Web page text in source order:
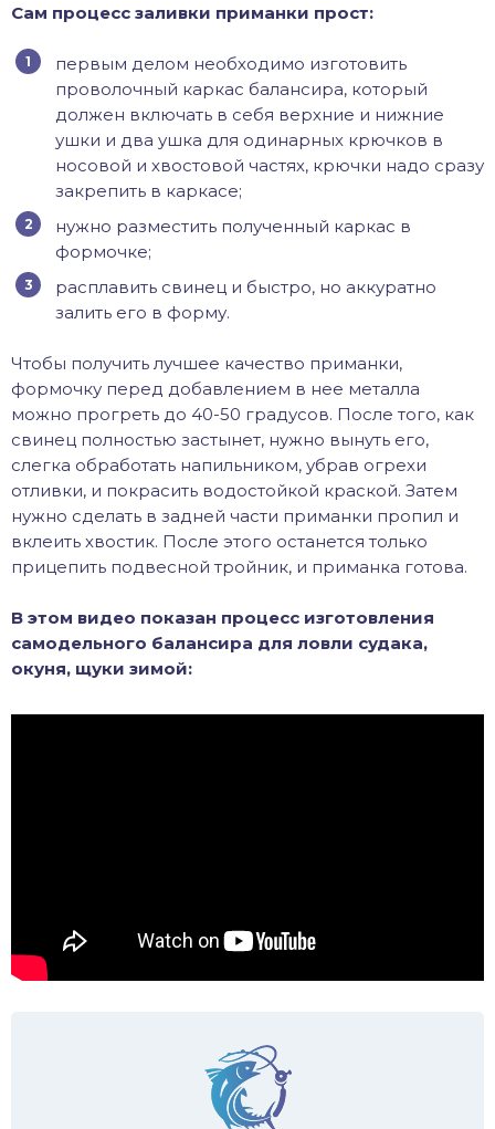
Сам процесс заливки приманки прост:
первым делом необходимо изготовить
проволочный каркас балансира, который
должен включать в себя верхние и нижние
ушки и два ушка для одинарных крючков в
носовой и хвостовой частях, крючки надо сразу
закрепить в каркасе;
нужно разместить полученный каркас в
формочке;
расплавить свинец и быстро, но аккуратно
залить его в форму.
Чтобы получить лучшее качество приманки,
формочку перед добавлением в нее металла
можно прогреть до 40-50 градусов. После того, как
свинец полностью застынет, нужно вынуть его,
слегка обработать напильником, убрав огрехи
отливки, и покрасить водостойкой краской. Затем
нужно сделать в задней части приманки пропил и
вклеить хвостик. После этого останется только
прицепить подвесной тройник, и приманка готова.
В этом видео показан процесс изготовления
самодельного балансира для ловли судака,
окуня, щуки зимой: